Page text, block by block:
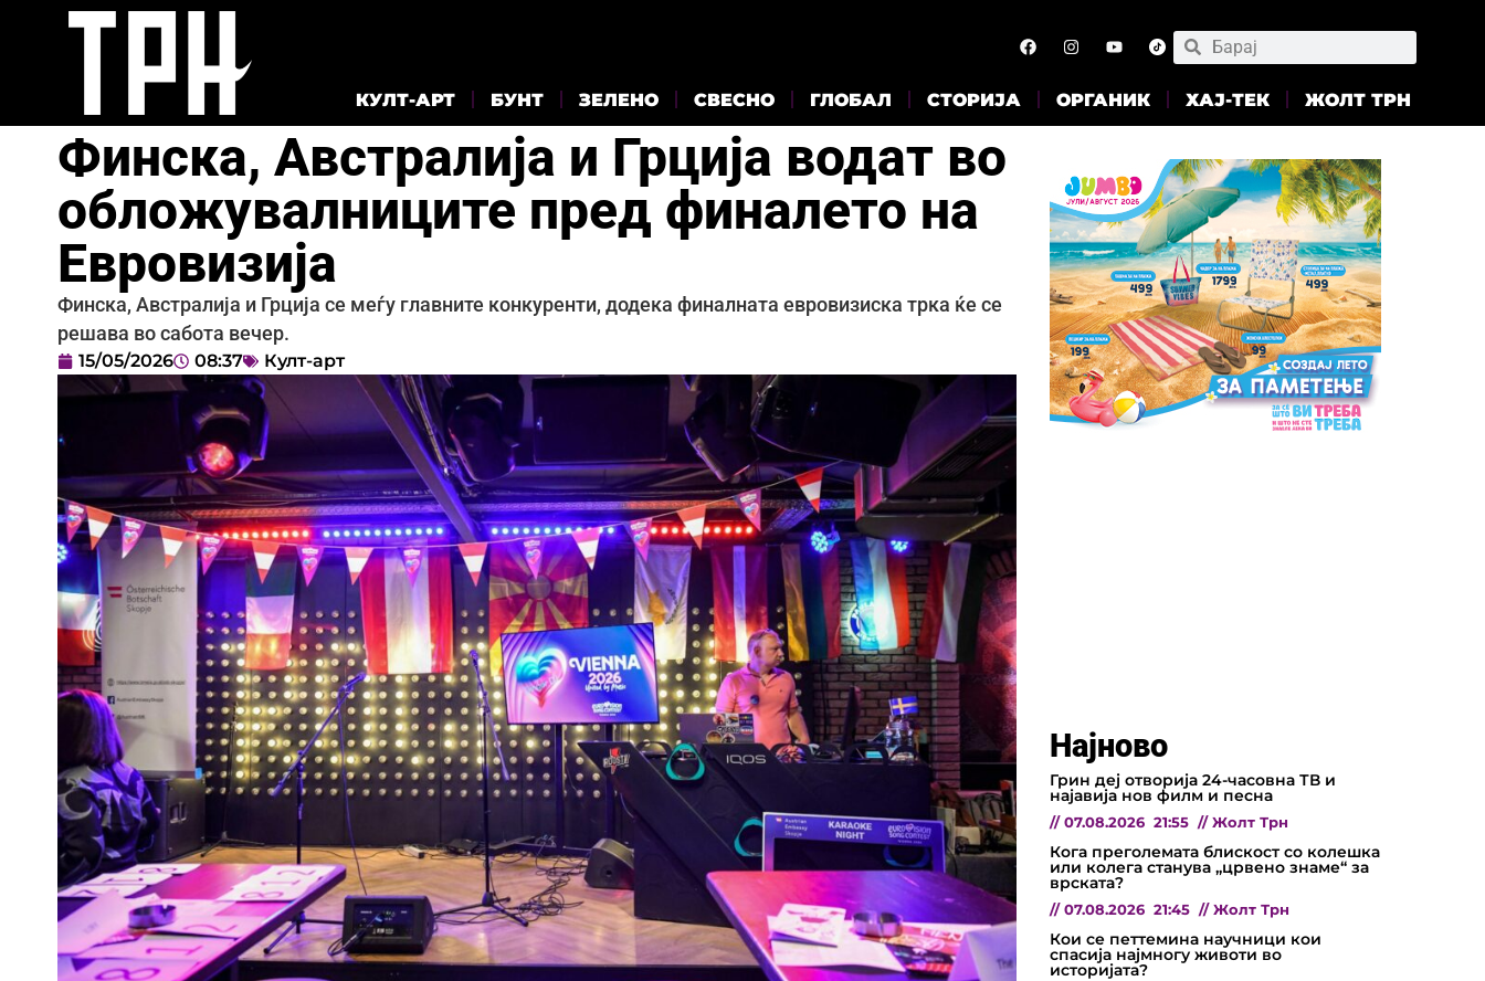
КУЛТ-АРТ БУНТ ЗЕЛЕНО СВЕСНО ГЛОБАЛ СТОРИЈА ОРГАНИК ХАЈ-ТЕК ЖОЛТ ТРН
Финска, Австралија и Грција водат во
обложувалниците пред финалето на
Евровизија
Финска, Австралија и Грција се меѓу главните конкуренти, додека финалната евровизиска трка ќе се
решава во сабота вечер.
15/05/2026 08:37 Култ-арт
Најново
Грин деј отворија 24-часовна ТВ и
најавија нов филм и песна
// 07.08.2026 21:55 // Жолт Трн
Кога преголемата блискост со колешка
или колега станува „црвено знаме“ за
врската?
// 07.08.2026 21:45 // Жолт Трн
Кои се петтемина научници кои
спасија најмногу животи во
историјата?